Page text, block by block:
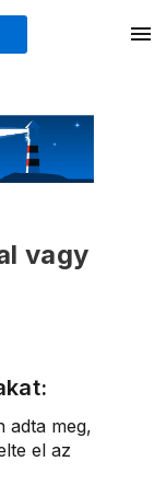
vagy
adta meg,
el az